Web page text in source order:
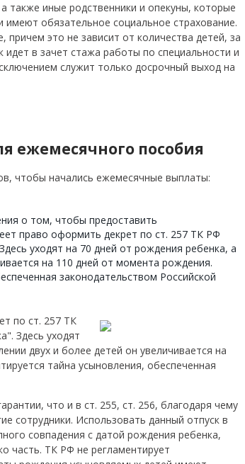
также иные родственники и опекуны, которые
обязательное социальное страхование.
это не зависит от количества детей, за
в зачет стажа работы по специальности и
служит только досрочный выход на
ежемесячного пособия
чтобы начались ежемесячные выплаты:
о том, чтобы предоставить
право оформить декрет по ст. 257 ТК РФ
уходят на 70 дней от рождения ребенка, а
на 110 дней от момента рождения.
законодательством Российской
по ст. 257 ТК
Здесь уходят
двух и более детей он увеличивается на
тайна усыновления, обеспеченная
что и в ст. 255, ст. 256, благодаря чему
сотрудники. Использовать данный отпуск в
совпадения с датой рождения ребенка,
часть. ТК РФ не регламентирует